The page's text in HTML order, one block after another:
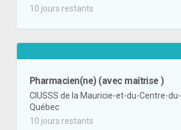
10 jours restants
Pharmacien(ne) (avec maîtrise )
CIUSSS de la Mauricie-et-du-Centre-du-
Québec
10 jours restants